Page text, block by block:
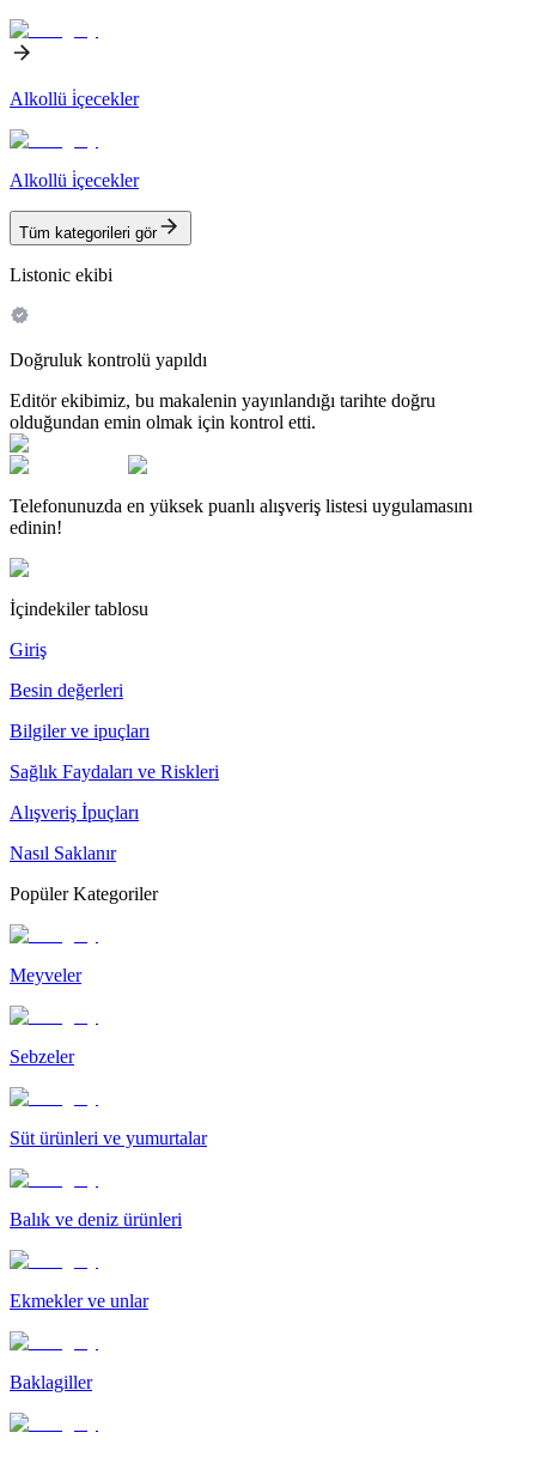
Alkollü i̇çecekler
Alkollü i̇çecekler
Tüm kategorileri gör
Listonic ekibi
Doğruluk kontrolü yapıldı
Editör ekibimiz, bu makalenin yayınlandığı tarihte doğru
olduğundan emin olmak için kontrol etti.
Telefonunuzda en yüksek puanlı alışveriş listesi uygulamasını
edinin!
İçindekiler tablosu
Giriş
Besin değerleri
Bilgiler ve ipuçları
Sağlık Faydaları ve Riskleri
Alışveriş İpuçları
Nasıl Saklanır
Popüler Kategoriler
Meyveler
Sebzeler
Süt ürünleri ve yumurtalar
Balık ve deniz ürünleri
Ekmekler ve unlar
Baklagiller